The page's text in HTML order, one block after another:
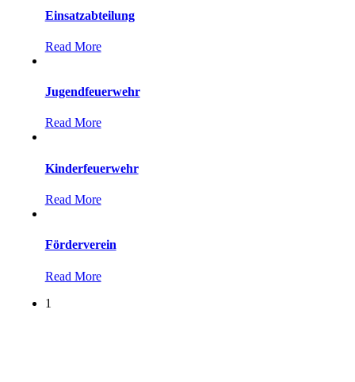
Einsatzabteilung
Read More
Jugendfeuerwehr
Read More
Kinderfeuerwehr
Read More
Förderverein
Read More
1